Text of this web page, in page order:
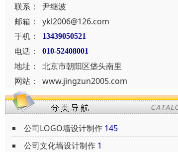
联系：
尹继波
邮箱：
ykl2006@126.com
手机：
13439050521
电话： 010-52408001
地址：
北京市朝阳区垡头南里
网站：
www.jingzun2005.com
公司LOGO墙设计制作 145
公司文化墙设计制作 1